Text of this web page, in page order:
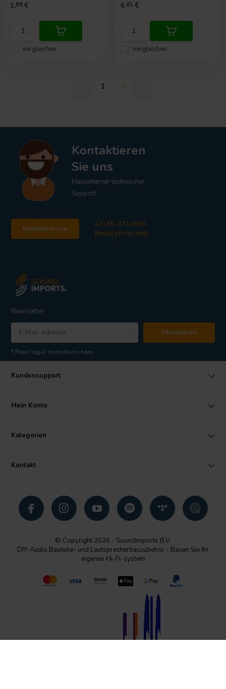
Vergleichen
1,99 €
Vergleichen
6,45 €
1 2
Kontaktieren
Sie uns
Hausinterner technischer
Support
Kundenservice
+3185-0711860
[email protected]
Newsletter
Abonnieren
* Read legal restrictions here
Kundensupport
Mein Konto
Kategorien
Kontakt
© Copyright 2026 - SoundImports B.V.
DIY-Audio Bauteile- und Lautsprecherbauzubehör - Bauen Sie Ihr
eigenes Hi-Fi-system